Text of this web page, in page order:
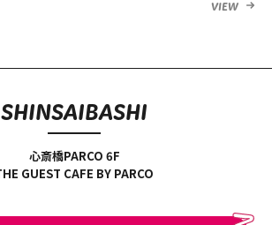
ARCHIVE
日本語
VIEW
SHINSAIBASHI
心斎橋PARCO 6F
GUEST CAFE BY PARCO